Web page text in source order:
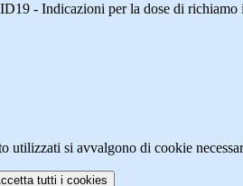
- Indicazioni per la dose di richiamo
utilizzati si avvalgono di cookie
tutti i cookies